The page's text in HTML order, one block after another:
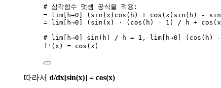
# 삼각함수 덧셈 공식을 적용:
= lim[h→0] (sin(x)cos(h) + cos(x)sin(h) -
= lim[h→0] (sin(x) · (cos(h) - 1) / h +
# lim[h→0] sin(h) / h = 1, lim[h→0] (cos(h) -
f'(x) = cos(x)
따라서 d/dx[sin(x)] = cos(x)